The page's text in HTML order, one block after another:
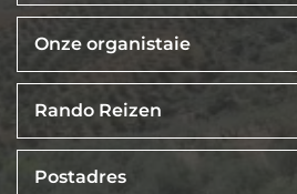
Onze organistaie
Rando Reizen
Postadres